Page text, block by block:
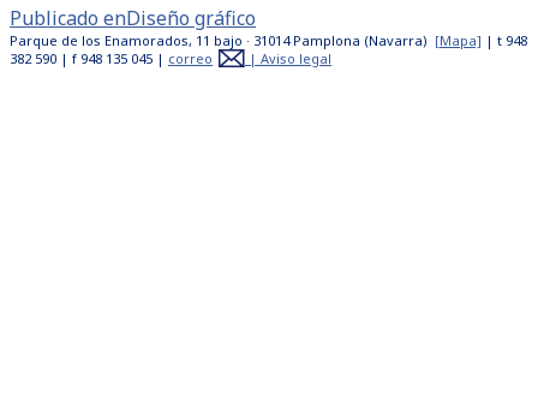
Publicado enDiseño gráfico
Parque de los Enamorados, 11 bajo · 31014 Pamplona (Navarra) [Mapa] | t 948
382 590 | f 948 135 045 | correo | Aviso legal